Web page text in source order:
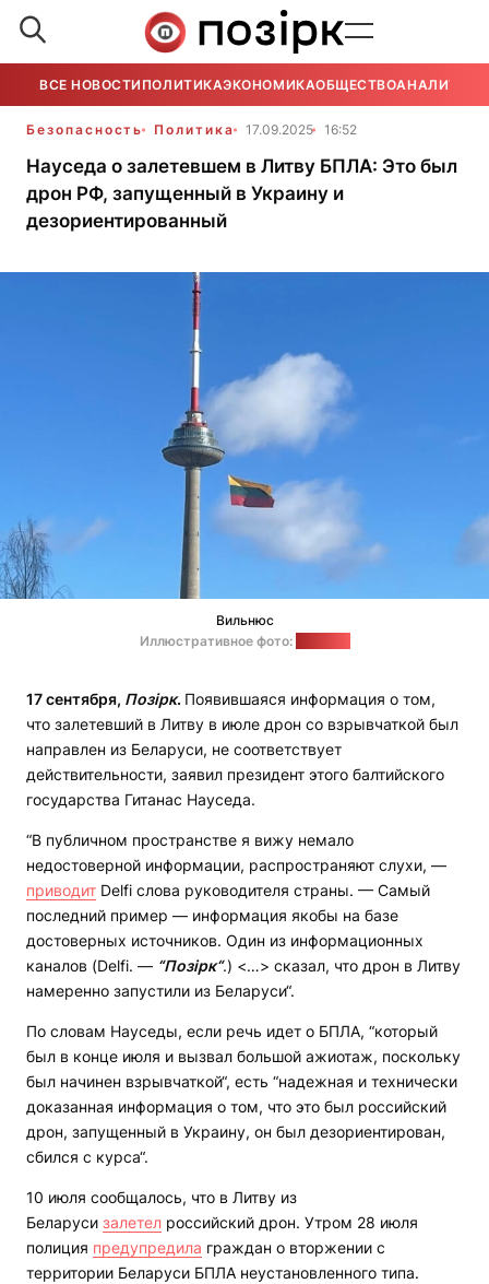
ВСЕ НОВОСТИ ПОЛИТИКАЭКОНОМИКАОБЩЕСТВОАНАЛИТИКА
Безопасность Политика 17.09.2025 16:52
Науседа о залетевшем в Литву БПЛА: Это был
дрон РФ, запущенный в Украину и
дезориентированный
Вильнюс
Иллюстративное фото:
17 сентября, Позірк. Появившаяся информация о том,
что залетевший в Литву в июле дрон со взрывчаткой был
направлен из Беларуси, не соответствует
действительности, заявил президент этого балтийского
государства Гитанас Науседа.
“В публичном пространстве я вижу немало
недостоверной информации, распространяют слухи, —
приводит Delfi слова руководителя страны. — Самый
последний пример — информация якобы на базе
достоверных источников. Один из информационных
каналов (Delfi. — “Позірк“.) <…> сказал, что дрон в Литву
намеренно запустили из Беларуси“.
По словам Науседы, если речь идет о БПЛА, “который
был в конце июля и вызвал большой ажиотаж, поскольку
был начинен взрывчаткой“, есть “надежная и технически
доказанная информация о том, что это был российский
дрон, запущенный в Украину, он был дезориентирован,
сбился с курса“.
10 июля сообщалось, что в Литву из
Беларуси залетел российский дрон. Утром 28 июля
полиция предупредила граждан о вторжении с
территории Беларуси БПЛА неустановленного типа.